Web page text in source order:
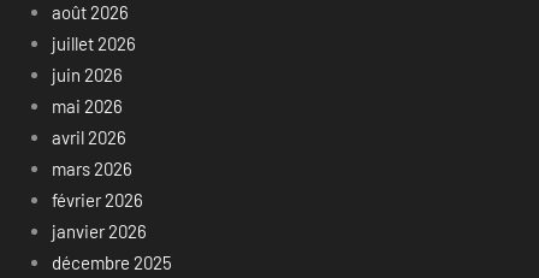
août 2026
juillet 2026
juin 2026
mai 2026
avril 2026
mars 2026
février 2026
janvier 2026
décembre 2025